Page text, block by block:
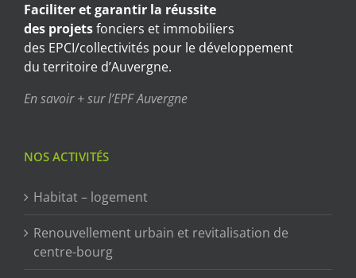
Faciliter et garantir la réussite
des projetsfonciers et immobiliers
des EPCI/collectivités pour le développement
du territoire d’Auvergne.
En savoir + sur l’EPF Auvergne
NOS ACTIVITÉS
Habitat – logement
Renouvellement urbain et revitalisation de
centre-bourg